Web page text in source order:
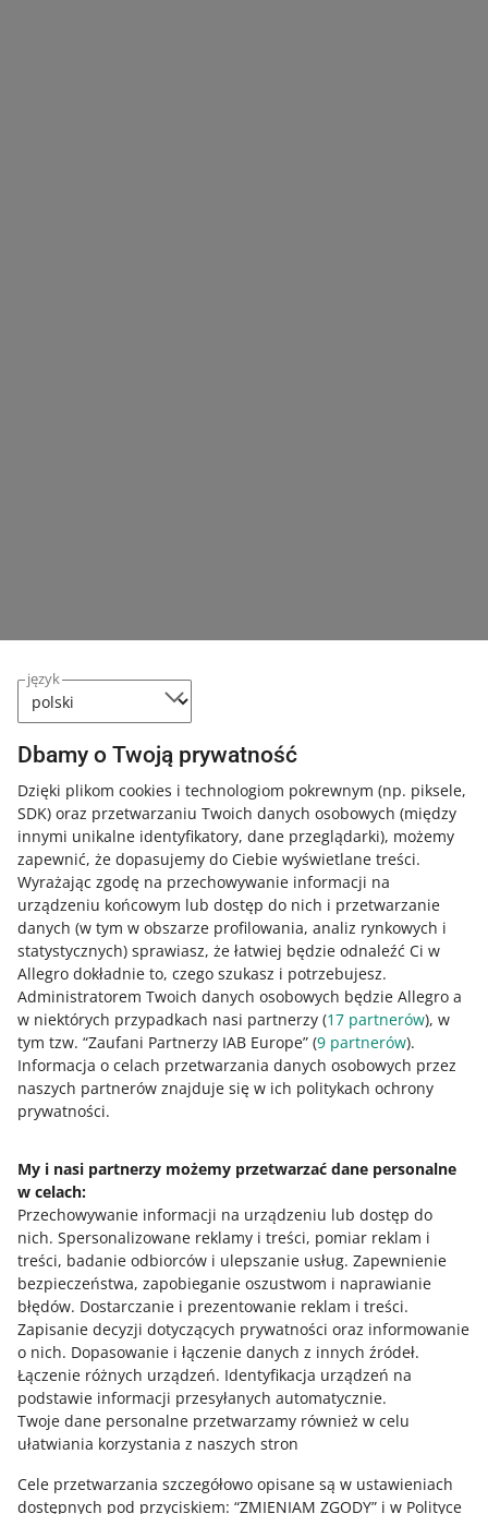
język
Dbamy o Twoją prywatność
Dzięki plikom cookies i technologiom pokrewnym (np. piksele,
SDK) oraz przetwarzaniu Twoich danych osobowych (między
innymi unikalne identyfikatory, dane przeglądarki), możemy
zapewnić, że dopasujemy do Ciebie wyświetlane treści.
Wyrażając zgodę na przechowywanie informacji na
urządzeniu końcowym lub dostęp do nich i przetwarzanie
danych (w tym w obszarze profilowania, analiz rynkowych i
statystycznych) sprawiasz, że łatwiej będzie odnaleźć Ci w
Allegro dokładnie to, czego szukasz i potrzebujesz.
Administratorem Twoich danych osobowych będzie Allegro a
w niektórych przypadkach nasi partnerzy (17 partnerów), w
tym tzw. “Zaufani Partnerzy IAB Europe” (9 partnerów).
Informacja o celach przetwarzania danych osobowych przez
naszych partnerów znajduje się w ich politykach ochrony
prywatności.
My i nasi partnerzy możemy przetwarzać dane personalne
w celach:
Przechowywanie informacji na urządzeniu lub dostęp do
nich. Spersonalizowane reklamy i treści, pomiar reklam i
treści, badanie odbiorców i ulepszanie usług. Zapewnienie
bezpieczeństwa, zapobieganie oszustwom i naprawianie
błędów. Dostarczanie i prezentowanie reklam i treści.
Zapisanie decyzji dotyczących prywatności oraz informowanie
o nich. Dopasowanie i łączenie danych z innych źródeł.
Łączenie różnych urządzeń. Identyfikacja urządzeń na
podstawie informacji przesyłanych automatycznie.
Twoje dane personalne przetwarzamy również w celu
ułatwiania korzystania z naszych stron
Cele przetwarzania szczegółowo opisane są w ustawieniach
dostępnych pod przyciskiem: “ZMIENIAM ZGODY” i w Polityce
Uprościliśmy zarządzanie dostępami do Twojego konta
20 października 2025 12:24
Teraz łatwiej nadasz pracownikom uprawnienia.
Sprawdź szczegóły.
Rozporządzenie o bateriach weszło już w życie.
Zobacz, jak dodasz dane wymagane przez prawo
18 sierpnia 2025 15:02
Potrzebne dane uzupełnisz w zakładce EPR w Sales
Center – w zależności od tego, czy na danym rynku masz
status producenta baterii.
Złóż odpowiednie oświadczenie w zależności od tego,
czy jesteś producentem baterii
11 sierpnia 2025 09:51
Dostosowujemy kolejne opcje na naszej platformie, aby
pomóc Ci prowadzić sprzedaż na Allegro zgodnie z
Od teraz niektórzy sprzedający skorzystają z nowych
metod weryfikacji tożsamości
5 lipca 2024 16:34
Dowiedz się więcej.
ZOBACZ STARSZE